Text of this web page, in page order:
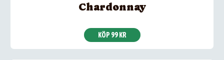
Chardonnay
KÖP 99 KR